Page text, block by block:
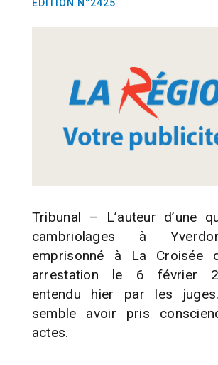
EDITION N°2425
Tribunal – L’auteur d’une
cambriolages à
emprisonné à La Croisée
arrestation le 6 février
entendu hier par les juges.
semble avoir pris
actes.